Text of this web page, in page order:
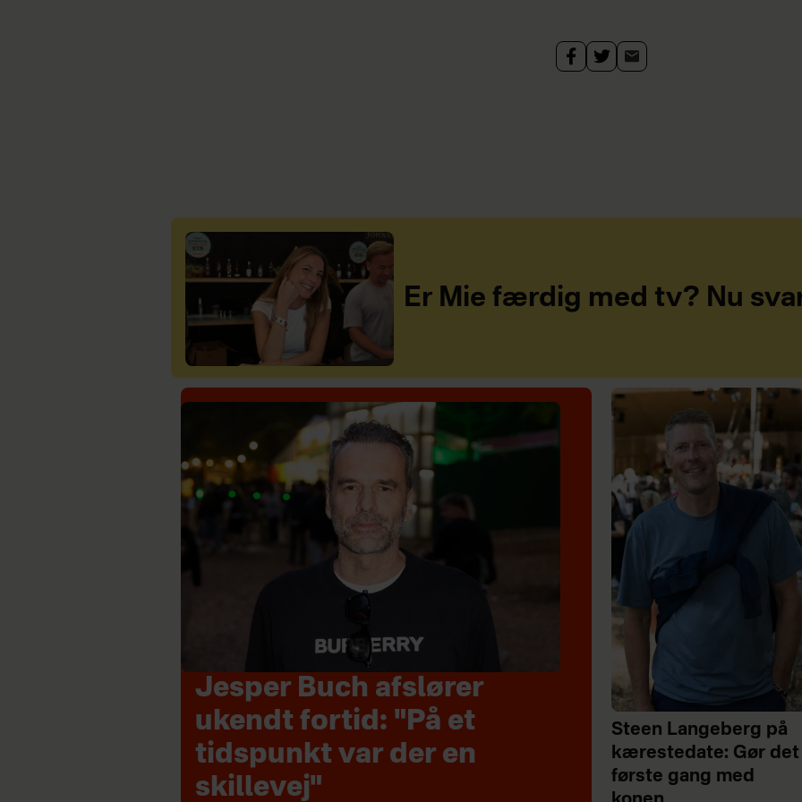
Er Mie færdig med tv? Nu
Jesper Buch afslører
ukendt fortid: "På et
tidspunkt var der en
skillevej"
Steen Langeberg på
kærestedate: Gør det
første gang med